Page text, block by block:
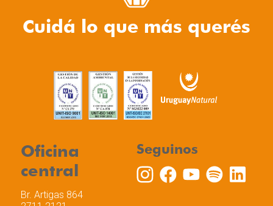
Cuidá lo que más querés
Oficina
central
Br. Artigas 864
Seguinos